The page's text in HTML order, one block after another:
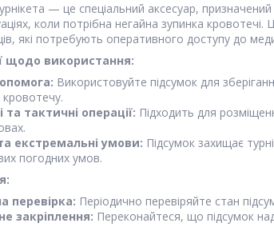
— це спеціальний аксесуар,
коли потрібна негайна зупинка
які потребують оперативного доступу до
щодо використання:
Використовуйте підсумок для
кровотечу.
та тактичні операції: Підходить для
екстремальні умови: Підсумок захищає
погодних умов.
перевірка: Періодично перевіряйте стан
закріплення: Переконайтеся, що підсумок